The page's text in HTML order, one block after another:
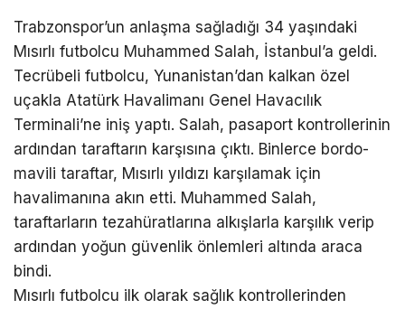
Trabzonspor’un anlaşma sağladığı 34 yaşındaki
Mısırlı futbolcu Muhammed Salah, İstanbul’a geldi.
Tecrübeli futbolcu, Yunanistan’dan kalkan özel
uçakla Atatürk Havalimanı Genel Havacılık
Terminali’ne iniş yaptı. Salah, pasaport kontrollerinin
ardından taraftarın karşısına çıktı. Binlerce bordo-
mavili taraftar, Mısırlı yıldızı karşılamak için
havalimanına akın etti. Muhammed Salah,
taraftarların tezahüratlarına alkışlarla karşılık verip
ardından yoğun güvenlik önlemleri altında araca
bindi.
Mısırlı futbolcu ilk olarak sağlık kontrollerinden